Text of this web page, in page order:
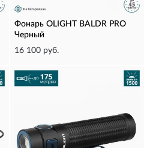
Фонарь OLIGHT BALDR PRO
Черный
16 100 руб.